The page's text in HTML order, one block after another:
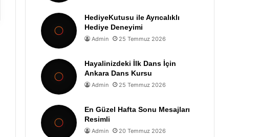
HediyeKutusu ile Ayrıcalıklı
Hediye Deneyimi
Admin 25 Temmuz 2026
Hayalinizdeki İlk Dans İçin
Ankara Dans Kursu
Admin 25 Temmuz 2026
En Güzel Hafta Sonu Mesajları
Resimli
Admin 20 Temmuz 2026